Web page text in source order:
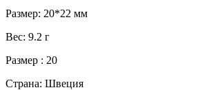
Размер: 20*22 мм
Вес: 9.2 г
Размер : 20
Страна: Швеция